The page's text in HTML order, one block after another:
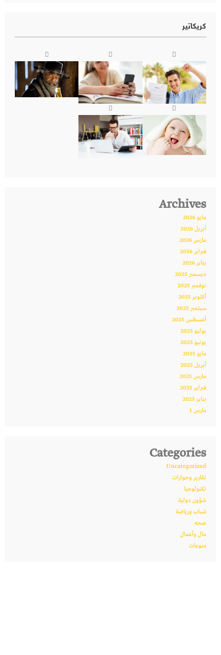
كريكاتير
Archives
مايو 2026
أبريل 2026
مارس 2026
فبراير 2026
يناير 2026
ديسمبر 2025
نوفمبر 2025
أكتوبر 2025
سبتمبر 2025
أغسطس 2025
يوليو 2025
يونيو 2025
مايو 2025
أبريل 2025
مارس 2025
فبراير 2025
يناير 2025
مارس 1
Categories
Uncategorized
تقارير وحوارات
تكنولوجيا
شؤون دولية
شباب ورياضة
صحه
مال وأعمال
منوعات